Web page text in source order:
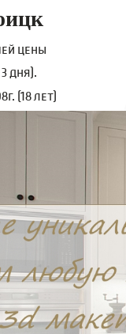
цены
дня).
(18 лет)